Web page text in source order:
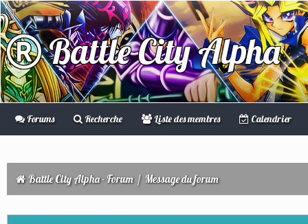
Battle City Alpha
Forums Recherche Liste des membres Calendrier
Battle City Alpha - Forum / Message du forum